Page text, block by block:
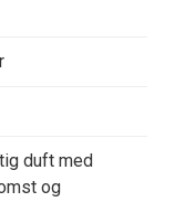
duft med
og